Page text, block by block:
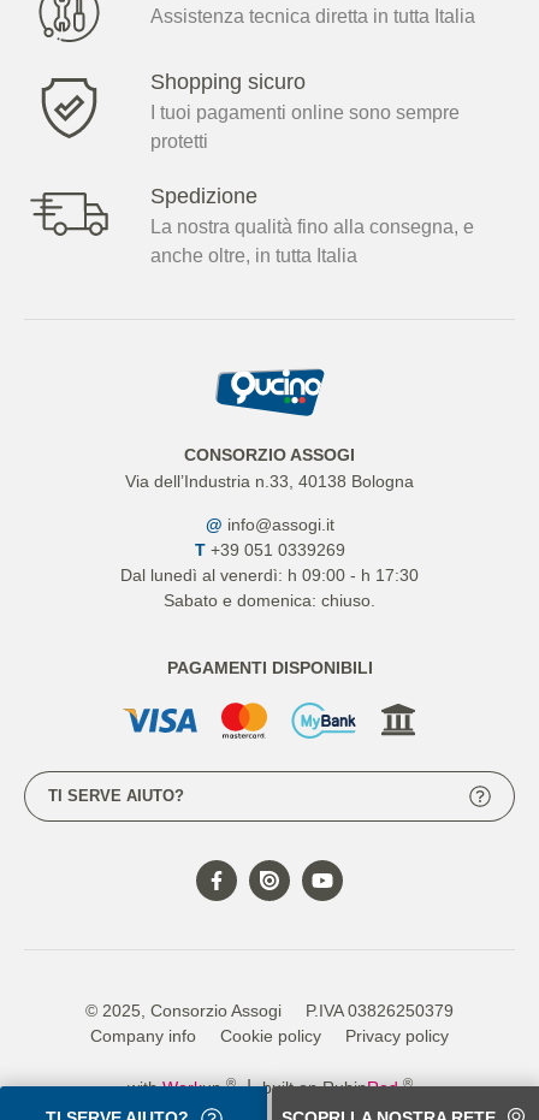
Assistenza tecnica diretta in tutta Italia
Shopping sicuro
I tuoi pagamenti online sono sempre
protetti
Spedizione
La nostra qualità fino alla consegna, e
anche oltre, in tutta Italia
CONSORZIO ASSOGI
Via dell’Industria n.33, 40138 Bologna
@ info@assogi.it
T +39 051 0339269
Dal lunedì al venerdì: h 09:00 - h 17:30
Sabato e domenica: chiuso.
PAGAMENTI DISPONIBILI
TI SERVE AIUTO?
© 2025, Consorzio Assogi
P.IVA 03826250379
Company info
Cookie policy Privacy policy
withWorkup® | built on RubinRed ®